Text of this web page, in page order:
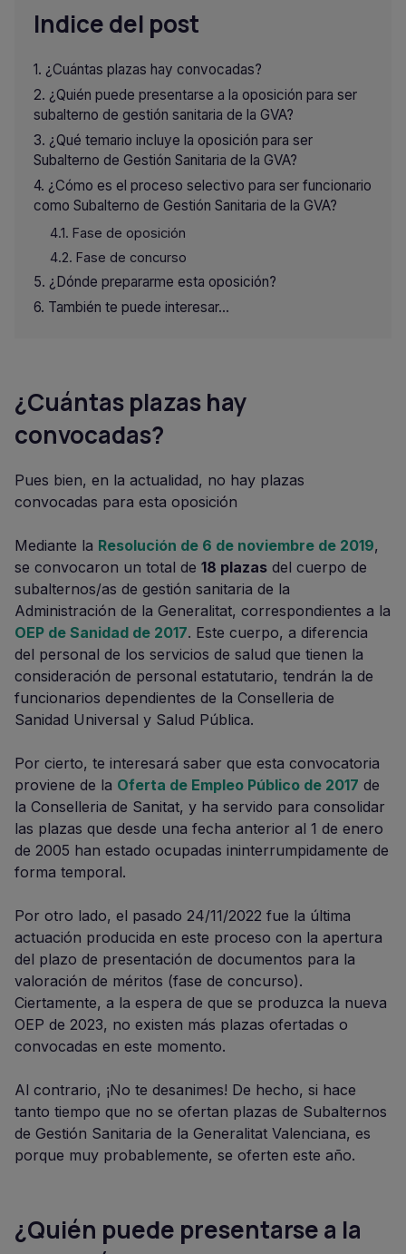
Indice del post
¿Cuántas plazas hay convocadas?
¿Quién puede presentarse a la oposición para ser
subalterno de gestión sanitaria de la GVA?
¿Qué temario incluye la oposición para ser
Subalterno de Gestión Sanitaria de la GVA?
¿Cómo es el proceso selectivo para ser funcionario
como Subalterno de Gestión Sanitaria de la GVA?
Fase de oposición
Fase de concurso
¿Dónde prepararme esta oposición?
También te puede interesar...
¿Cuántas plazas hay
convocadas?
Pues bien, en la actualidad, no hay plazas
convocadas para esta oposición
Mediante la Resolución de 6 de noviembre de 2019,
se convocaron un total de 18 plazas del cuerpo de
subalternos/as de gestión sanitaria de la
Administración de la Generalitat, correspondientes a la
OEP de Sanidad de 2017. Este cuerpo, a diferencia
del personal de los servicios de salud que tienen la
consideración de personal estatutario, tendrán la de
funcionarios dependientes de la Conselleria de
Sanidad Universal y Salud Pública.
Por cierto, te interesará saber que esta convocatoria
proviene de la Oferta de Empleo Público de 2017 de
la Conselleria de Sanitat, y ha servido para consolidar
las plazas que desde una fecha anterior al 1 de enero
de 2005 han estado ocupadas ininterrumpidamente de
forma temporal.
Por otro lado, el pasado 24/11/2022 fue la última
actuación producida en este proceso con la apertura
del plazo de presentación de documentos para la
valoración de méritos (fase de concurso).
Ciertamente, a la espera de que se produzca la nueva
OEP de 2023, no existen más plazas ofertadas o
convocadas en este momento.
Al contrario, ¡No te desanimes! De hecho, si hace
tanto tiempo que no se ofertan plazas de Subalternos
de Gestión Sanitaria de la Generalitat Valenciana, es
porque muy probablemente, se oferten este año.
¿Quién puede presentarse a la